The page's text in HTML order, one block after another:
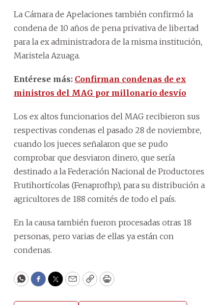
La Cámara de Apelaciones también confirmó la
condena de 10 años de pena privativa de libertad
para la ex administradora de la misma institución,
Maristela Azuaga.
Entérese más: Confirman condenas de ex
ministros del MAG por millonario desvío
Los ex altos funcionarios del MAG recibieron sus
respectivas condenas el pasado 28 de noviembre,
cuando los jueces señalaron que se pudo
comprobar que desviaron dinero, que sería
destinado a la Federación Nacional de Productores
Frutihortícolas (Fenaprofhp), para su distribución a
agricultores de 188 comités de todo el país.
En la causa también fueron procesadas otras 18
personas, pero varias de ellas ya están con
condenas.
WhatsApp
Facebook
Twitter
EmailCopyPrint